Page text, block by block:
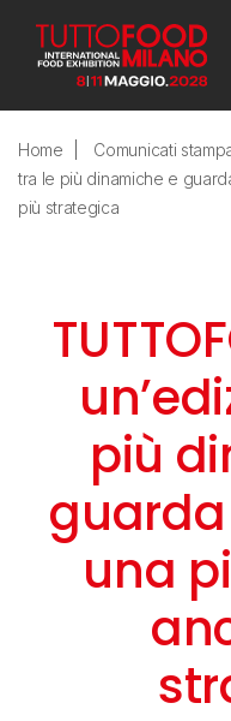
Home Comunicati
tra le più dinamiche e
più strategica
più
una